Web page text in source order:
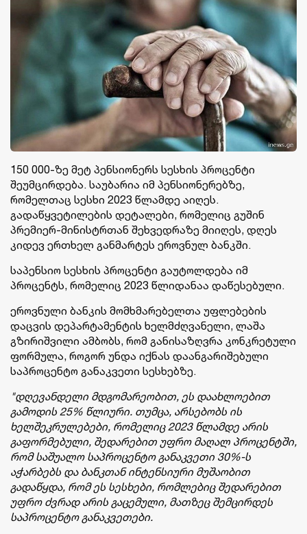
150 000-ზე მეტ პენსიონერს სესხის პროცენტი
შეუმცირდება. საუბარია იმ პენსიონერებზე,
რომელთაც სესხი 2023 წლამდე აიღეს.
გადაწყვეტილების დეტალები, რომელიც გუშინ
პრემიერ-მინისტრთან შეხვედრაზე მიიღეს, დღეს
კიდევ ერთხელ განმარტეს ეროვნულ ბანკში.
საპენსიო სესხის პროცენტი გაუტოლდება იმ
პროცენტს, რომელიც 2023 წლიდანაა დაწესებული.
ეროვნული ბანკის მომხმარებელთა უფლებების
დაცვის დეპარტამენტის ხელმძღვანელი, ლაშა
გზირიშვილი ამბობს, რომ განისაზღვრა კონკრეტული
ფორმულა, როგორ უნდა იქნას დაანგარიშებული
საპროცენტო განაკვეთი სესხებზე.
"დღევანდელი მდგომარეობით, ეს დაახლოებით
გამოდის 25% წლიური. თუმცა, არსებობს ის
ხელშეკრულებები, რომელიც 2023 წლამდე არის
გაფორმებული, შედარებით უფრო მაღალ პროცენტში,
რომ საშუალო საპროცენტო განაკვეთი 30%-ს
აჭარბებს და ბანკთან ინტენსიური მუშაობით
გადაწყდა, რომ ეს სესხები, რომლებიც შედარებით
უფრო ძვრად არის გაცემული, მათზეც შემცირდეს
საპროცენტო განაკვეთები.